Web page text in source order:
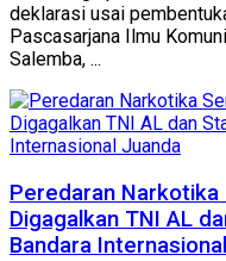
deklarasi usai
Pascasarjana Ilmu
Salemba, ...
Peredaran Narkotika
Digagalkan TNI AL
Bandara